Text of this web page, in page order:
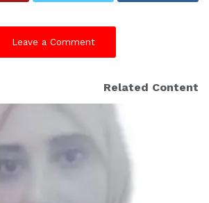
Leave a Comment
Related Content